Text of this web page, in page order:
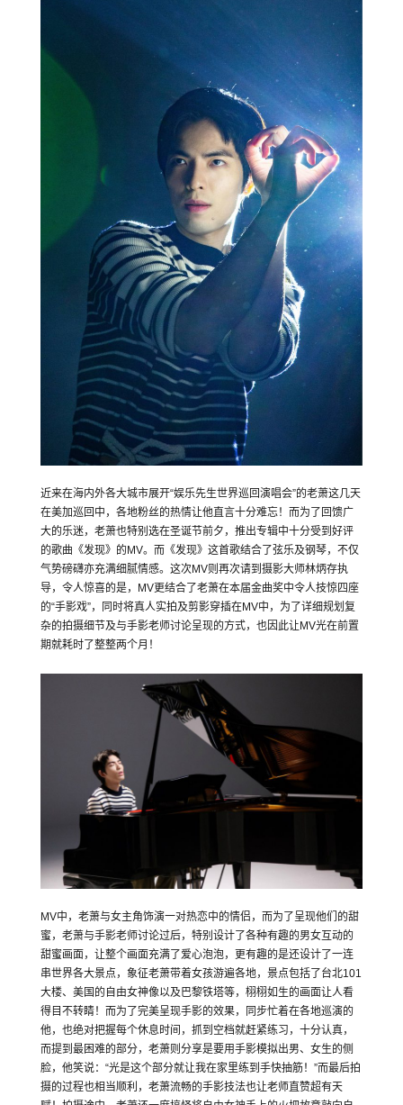
近来在海内外各大城市展开“娱乐先生世界巡回演唱会”的老萧这几天
在美加巡回中，各地粉丝的热情让他直言十分难忘！而为了回馈广
大的乐迷，老萧也特别选在圣诞节前夕，推出专辑中十分受到好评
的歌曲《发现》的MV。而《发现》这首歌结合了弦乐及钢琴，不仅
气势磅礴亦充满细腻情感。这次MV则再次请到摄影大师林炳存执
导，令人惊喜的是，MV更结合了老萧在本届金曲奖中令人技惊四座
的“手影戏”，同时将真人实拍及剪影穿插在MV中，为了详细规划复
杂的拍摄细节及与手影老师讨论呈现的方式，也因此让MV光在前置
期就耗时了整整两个月！
MV中，老萧与女主角饰演一对热恋中的情侣，而为了呈现他们的甜
蜜，老萧与手影老师讨论过后，特别设计了各种有趣的男女互动的
甜蜜画面，让整个画面充满了爱心泡泡，更有趣的是还设计了一连
串世界各大景点，象征老萧带着女孩游遍各地，景点包括了台北101
大楼、美国的自由女神像以及巴黎铁塔等，栩栩如生的画面让人看
得目不转睛！而为了完美呈现手影的效果，同步忙着在各地巡演的
他，也绝对把握每个休息时间，抓到空档就赶紧练习，十分认真，
而提到最困难的部分，老萧则分享是要用手影模拟出男、女生的侧
脸，他笑说：“光是这个部分就让我在家里练到手快抽筋！”而最后拍
摄的过程也相当顺利，老萧流畅的手影技法也让老师直赞超有天